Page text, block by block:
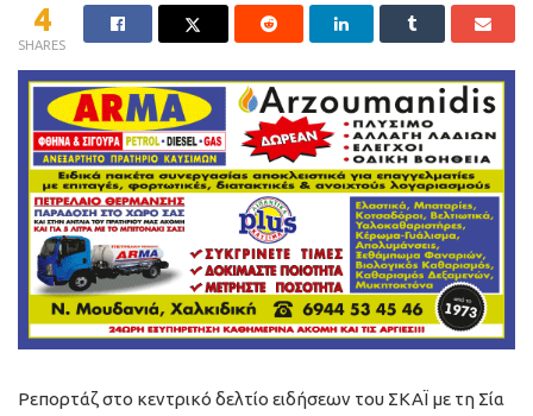
4
SHARES
Ρεπορτάζ στο κεντρικό δελτίο ειδήσεων του ΣΚΑΪ με τη Σία